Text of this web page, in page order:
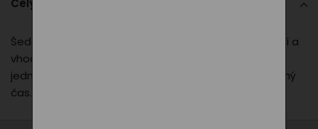
Celý popis
Šedé sportovní kraťasy PXI jsou pohodlné, univerzální a
vhodné pro jakýkoli pohyb. Díky unisex střihu a
jednoduchému designu se hodí na sport, výlety i volný
čas. Materiál je příjemný, logo decentní.